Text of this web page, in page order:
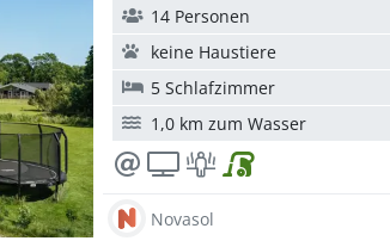
14 Personen
keine Haustiere
5 Schlafzimmer
1,0 km zum Wasser
Novasol